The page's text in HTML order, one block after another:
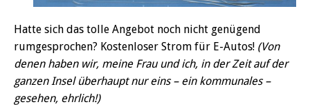
Hatte sich das tolle Angebot noch nicht genügend
rumgesprochen? Kostenloser Strom für E-Autos! (Von
denen haben wir, meine Frau und ich, in der Zeit auf der
ganzen Insel überhaupt nur eins – ein kommunales –
gesehen, ehrlich!)